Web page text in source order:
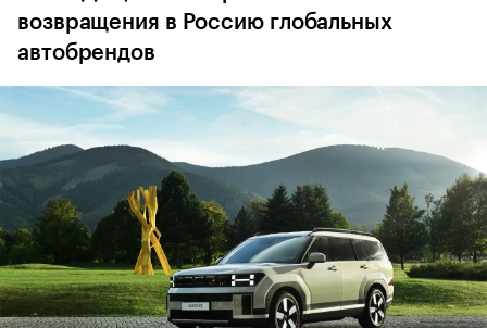
возвращения в Россию глобальных
автобрендов